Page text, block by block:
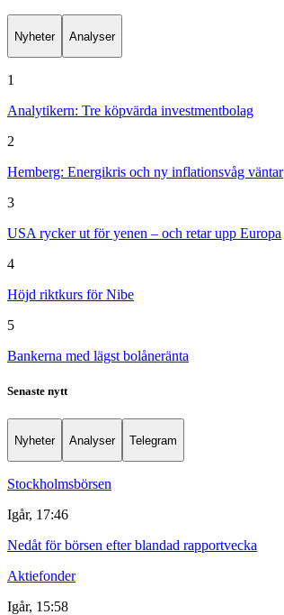
Nyheter Analyser
1
Analytikern: Tre köpvärda investmentbolag
2
Hemberg: Energikris och ny inflationsvåg väntar
3
USA rycker ut för yenen – och retar upp Europa
4
Höjd riktkurs för Nibe
5
Bankerna med lägst bolåneränta
Senaste nytt
Nyheter Analyser Telegram
Stockholmsbörsen
Igår, 17:46
Nedåt för börsen efter blandad rapportvecka
Aktiefonder
Igår, 15:58